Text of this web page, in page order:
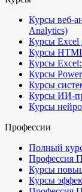
Курсы веб-
Analytics)
Курсы
Курсы
Курсы
Курсы
Курсы
Курсы ИИ-
Курсы
Профессии
Полный
Профессия
Курсы
Курсы